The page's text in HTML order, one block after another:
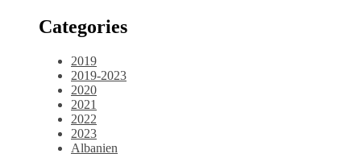
Categories
2019
2019-2023
2020
2021
2022
2023
Albanien